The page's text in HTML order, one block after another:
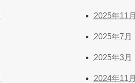
2025年11月
2025年7月
2025年3月
2024年11月